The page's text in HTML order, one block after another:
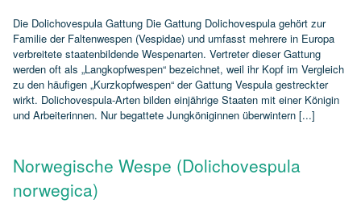
Die Dolichovespula Gattung Die Gattung Dolichovespula gehört zur
Familie der Faltenwespen (Vespidae) und umfasst mehrere in Europa
verbreitete staatenbildende Wespenarten. Vertreter dieser Gattung
werden oft als „Langkopfwespen“ bezeichnet, weil ihr Kopf im Vergleich
zu den häufigen „Kurzkopfwespen“ der Gattung Vespula gestreckter
wirkt. Dolichovespula‑Arten bilden einjährige Staaten mit einer Königin
und Arbeiterinnen. Nur begattete Jungköniginnen überwintern [...]
Norwegische Wespe (Dolichovespula
norwegica)